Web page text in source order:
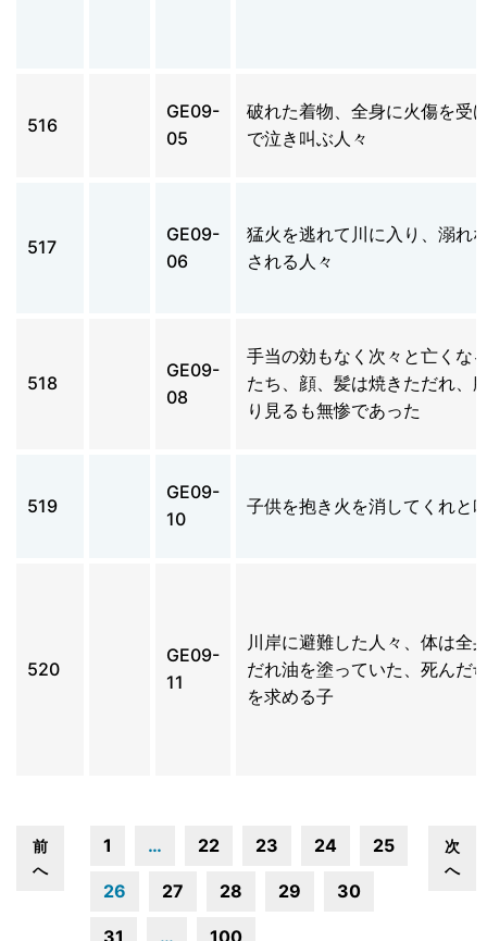
516
GE09-
05
破れた着物、全身に火傷を受
で泣き叫ぶ人々
517
GE09-
06
猛火を逃れて川に入り、溺れ
される人々
518
GE09-
08
手当の効もなく次々と亡くな
たち、顔、髪は焼きただれ、
り見るも無惨であった
519
GE09-
10
子供を抱き火を消してくれと
520
GE09-
11
川岸に避難した人々、体は全
だれ油を塗っていた、死んだ
を求める子
前
へ
1 … 22 23 24 25
26 27 28 29 30
31 … 100
次
へ